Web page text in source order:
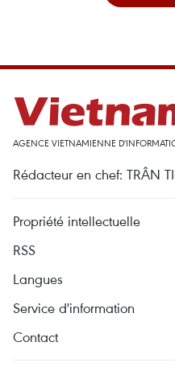
AGENCE VIETNAMIENNE
Rédacteur en chef: TRÂN
Propriété intellectuelle
RSS
Langues
Service d'information
Contact